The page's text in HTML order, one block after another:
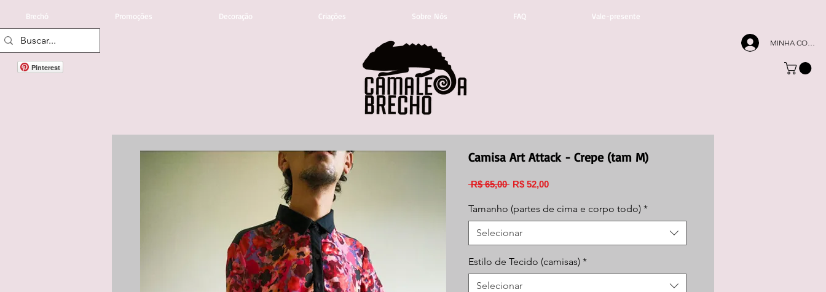
Brechó Promoções Decoração Criações Sobre Nós FAQ Vale-presente
MINHA CONTA
Pinterest
Camisa Art Attack - Crepe (tam M)
R$ 65,00 Preço
R$ 52,00Preço
Tamanho (partes de cima e corpo todo) *
Selecionar
Estilo de Tecido (camisas) *
Selecionar